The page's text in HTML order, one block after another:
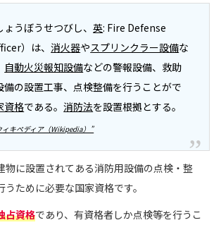
ょうぼうせつびし、英: Fire Defense
）は、消火器やスプリンクラー設備な
自動火災報知設備などの警報設備、救助
備の設置工事、点検整備を行うことがで
資格である。消防法を設置根拠とする。
キペディア（Wikipedia）”
物に設置されてある消防用設備の点検・整
ために必要な国家資格です。
占資格であり、有資格者しか点検等を行うこ